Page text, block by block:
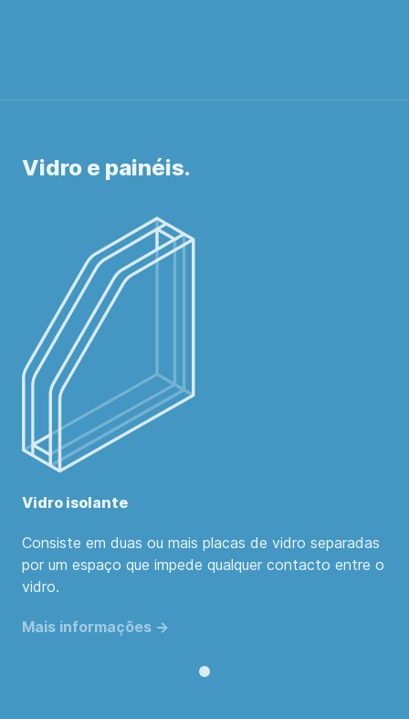
Vidro e painéis.
Vidro isolante
Consiste em duas ou mais placas de vidro separadas
por um espaço que impede qualquer contacto entre o
vidro.
Mais informações ->